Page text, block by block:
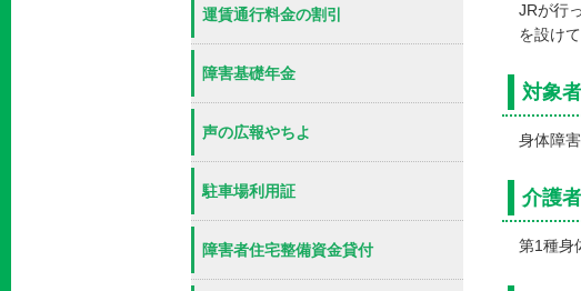
運賃通行料金の割引
障害基礎年金
声の広報やちよ
駐車場利用証
障害者住宅整備資金貸付
JRが行
を設け
対象者
身体障
介護
第1種身